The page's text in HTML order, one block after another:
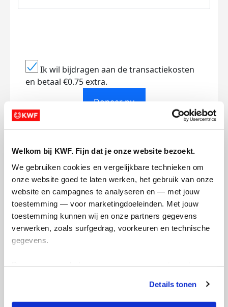
Welkom bij KWF. Fijn dat je onze website bezoekt.
We gebruiken cookies en vergelijkbare technieken om
onze website goed te laten werken, het gebruik van onze
website en campagnes te analyseren en — met jouw
toestemming — voor marketingdoeleinden. Met jouw
toestemming kunnen wij en onze partners gegevens
verwerken, zoals surfgedrag, voorkeuren en technische
gegevens.
tonen. Je kunt je toestemming op elk moment wijzigen of
intrekken via Cookie instellingen onderaan de pagina. De
Details tonen
Ik wil bijdragen aan de transactiekosten
en betaal €0.75 extra.
Doneer nu
Opgehaald
€127
Streefbedrag
€2.000
Doneer